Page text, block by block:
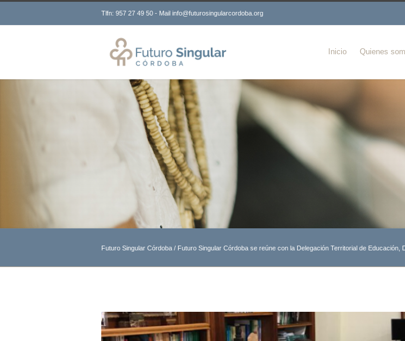
Tlfn: 957 27 49 50 - Mail info@futurosingularcordoba.org
Inicio Quienes
Futuro Singular Córdoba / Futuro Singular Córdoba se reúne con la Delegación Territorial de